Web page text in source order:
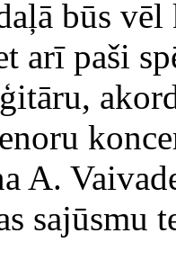
būs
arī paši
A.
sajūsmu